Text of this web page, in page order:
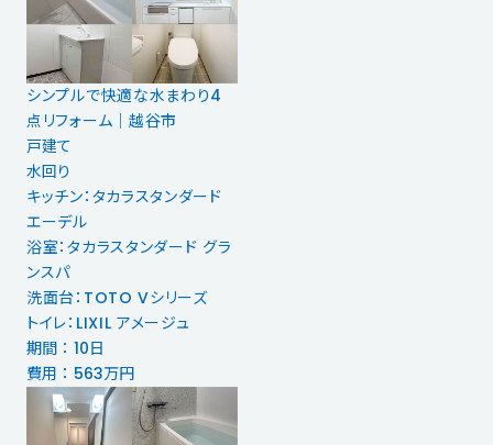
シンプルで快適な水まわり4
点リフォーム｜越谷市
戸建て
水回り
キッチン：タカラスタンダード
エーデル
浴室：タカラスタンダード グラ
ンスパ
洗面台：TOTO Vシリーズ
トイレ：LIXIL アメージュ
期間 ： 10日
費用 ： 563万円